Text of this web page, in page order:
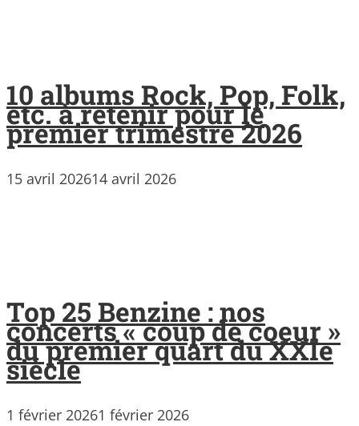
10 albums Rock, Pop, Folk,
etc. à retenir pour le
premier trimestre 2026
15 avril 202614 avril 2026
Top 25 Benzine : nos
concerts « coup de coeur »
du premier quart du XXIe
siècle
1 février 20261 février 2026